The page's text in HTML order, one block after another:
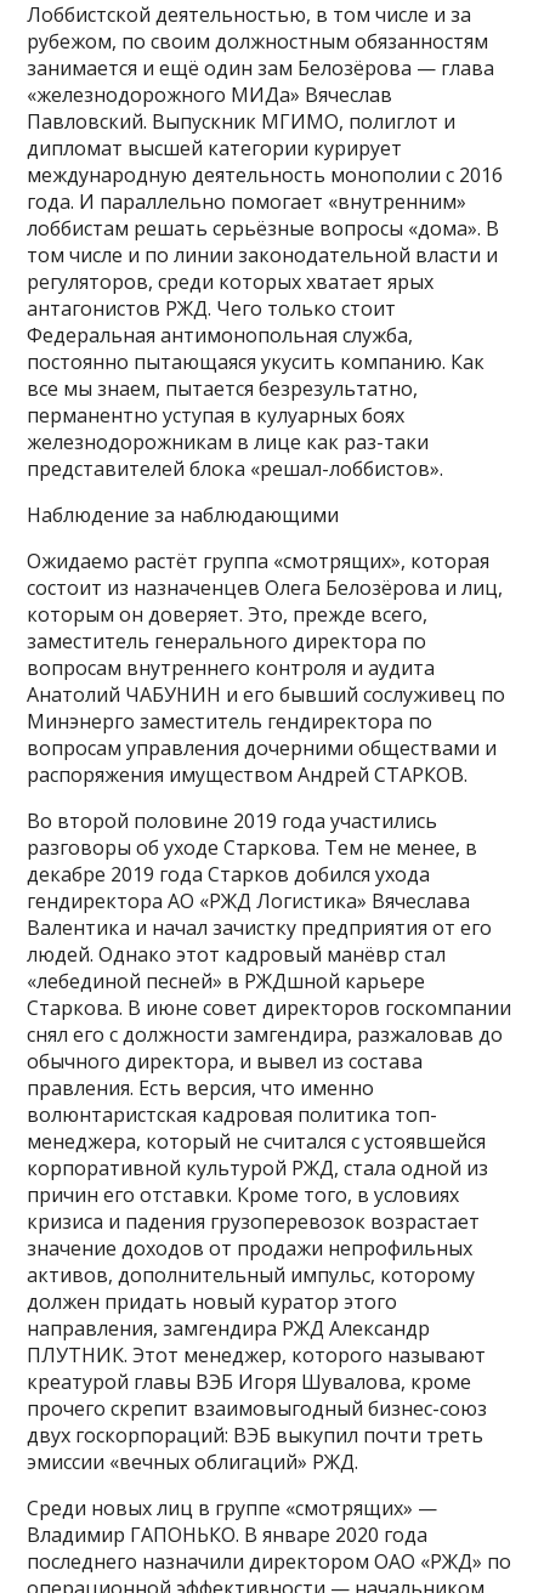
Лоббистской деятельностью, в том числе и за
рубежом, по своим должностным обязанностям
занимается и ещё один зам Белозёрова — глава
«железнодорожного МИДа» Вячеслав
Павловский. Выпускник МГИМО, полиглот и
дипломат высшей категории курирует
международную деятельность монополии с 2016
года. И параллельно помогает «внутренним»
лоббистам решать серьёзные вопросы «дома». В
том числе и по линии законодательной власти и
регуляторов, среди которых хватает ярых
антагонистов РЖД. Чего только стоит
Федеральная антимонопольная служба,
постоянно пытающаяся укусить компанию. Как
все мы знаем, пытается безрезультатно,
перманентно уступая в кулуарных боях
железнодорожникам в лице как раз-таки
представителей блока «решал-лоббистов».
Наблюдение за наблюдающими
Ожидаемо растёт группа «смотрящих», которая
состоит из назначенцев Олега Белозёрова и лиц,
которым он доверяет. Это, прежде всего,
заместитель генерального директора по
вопросам внутреннего контроля и аудита
Анатолий ЧАБУНИН и его бывший сослуживец по
Минэнерго заместитель гендиректора по
вопросам управления дочерними обществами и
распоряжения имуществом Андрей СТАРКОВ.
Во второй половине 2019 года участились
разговоры об уходе Старкова. Тем не менее, в
декабре 2019 года Старков добился ухода
гендиректора АО «РЖД Логистика» Вячеслава
Валентика и начал зачистку предприятия от его
людей. Однако этот кадровый манёвр стал
«лебединой песней» в РЖДшной карьере
Старкова. В июне совет директоров госкомпании
снял его с должности замгендира, разжаловав до
обычного директора, и вывел из состава
правления. Есть версия, что именно
волюнтаристская кадровая политика топ-
менеджера, который не считался с устоявшейся
корпоративной культурой РЖД, стала одной из
причин его отставки. Кроме того, в условиях
кризиса и падения грузоперевозок возрастает
значение доходов от продажи непрофильных
активов, дополнительный импульс, которому
должен придать новый куратор этого
направления, замгендира РЖД Александр
ПЛУТНИК. Этот менеджер, которого называют
креатурой главы ВЭБ Игоря Шувалова, кроме
прочего скрепит взаимовыгодный бизнес-союз
двух госкорпораций: ВЭБ выкупил почти треть
эмиссии «вечных облигаций» РЖД.
Среди новых лиц в группе «смотрящих» —
Владимир ГАПОНЬКО. В январе 2020 года
последнего назначили директором ОАО «РЖД» по